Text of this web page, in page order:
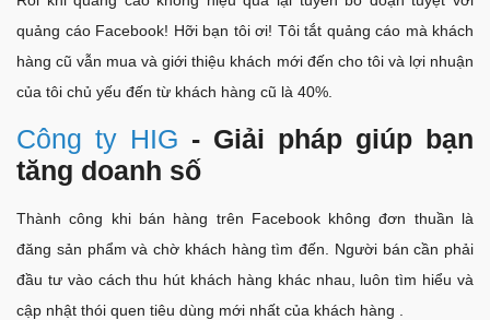
quảng cáo Facebook! Hỡi bạn tôi ơi! Tôi tắt quảng cáo mà khách
hàng cũ vẫn mua và giới thiệu khách mới đến cho tôi và lợi nhuận
của tôi chủ yếu đến từ khách hàng cũ là 40%.
Công ty HIG - Giải pháp giúp bạn
tăng doanh số
Thành công khi bán hàng trên Facebook không đơn thuần là
đăng sản phẩm và chờ khách hàng tìm đến. Người bán cần phải
đầu tư vào cách thu hút khách hàng khác nhau, luôn tìm hiểu và
cập nhật thói quen tiêu dùng mới nhất của khách hàng .